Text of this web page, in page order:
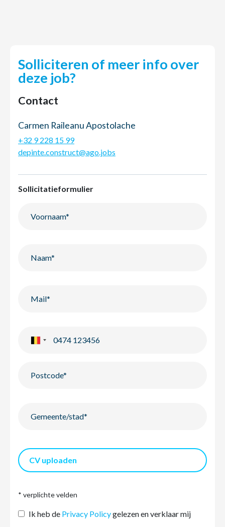
Solliciteren of meer info over
deze job?
Contact
Carmen Raileanu Apostolache
+32 9 228 15 99
depinte.construct@ago.jobs
Sollicitatieformulier
CV uploaden
* verplichte velden
Ik heb de Privacy Policygelezen en verklaar mij